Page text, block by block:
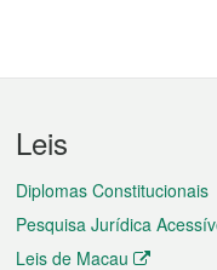
Leis
Diplomas Constitucionais
Pesquisa Jurídica
Leis de Macau